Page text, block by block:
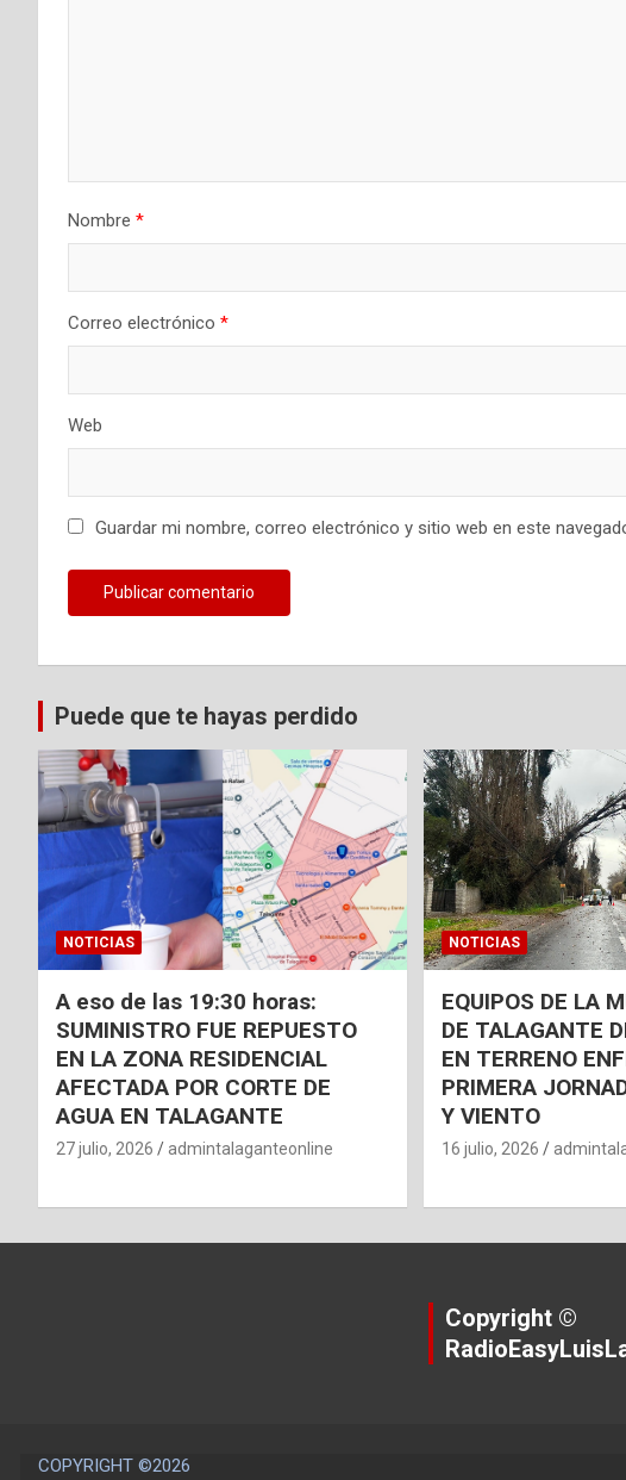
Nombre *
Correo electrónico *
Web
Guardar mi nombre, correo electrónico y sitio web en este
Puede que te hayas perdido
NOTICIAS
A eso de las 19:30 horas:
SUMINISTRO FUE REPUESTO
EN LA ZONA RESIDENCIAL
AFECTADA POR CORTE DE
AGUA EN TALAGANTE
27 julio, 2026 admintalaganteonline
NOTICIAS
EQUIPOS DE LA
DE TALAGANTE
EN TERRENO
PRIMERA
Y VIENTO
16 julio, 2026
Copyright ©
COPYRIGHT ©2026